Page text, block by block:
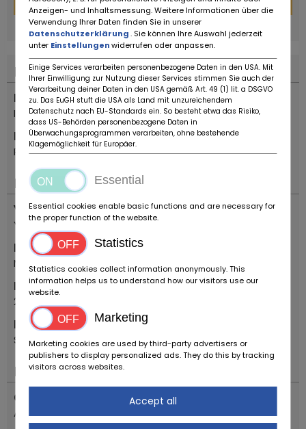
Financieringscalculator
powered bytarifcheck
Plaats
Land
Italië
Plaats
Reggio Emilia
Belangrijk
Voertuigtyp
Youngtimer
Merk
Mercedes Benz
Eerste registratiejaar
2001
Model
SLK 320 ROADSTER
Motor & aandrijving
Overdragen
Automatisch
Anzeigen- und Inhaltsmessung. Weitere Informationen über die
Verwendung Ihrer Daten finden Sie in unserer
Datenschutzerklärung. Sie können Ihre Auswahl jederzeit
unter Einstellungenwiderrufen oder anpassen.
Einige Services verarbeiten personenbezogene Daten in den USA. Mit
Ihrer Einwilligung zur Nutzung dieser Services stimmen Sie auch der
Verarbeitung deiner Daten in den USA gemäß Art. 49 (1) lit. a DSGVO
zu. Das EuGH stuft die USA als Land mit unzureichendem
Datenschutz nach EU-Standards ein. So besteht etwa das Risiko,
dass US-Behörden personenbezogene Daten in
Überwachungsprogrammen verarbeiten, ohne bestehende
Klagemöglichkeit für Europäer.
Essential
Essential cookies enable basic functions and are necessary for
the proper function of the website.
Statistics
Statistics cookies collect information anonymously. This
information helps us to understand how our visitors use our
website.
Marketing
Marketing cookies are used by third-party advertisers or
publishers to display personalized ads. They do this by tracking
visitors across websites.
Accept all